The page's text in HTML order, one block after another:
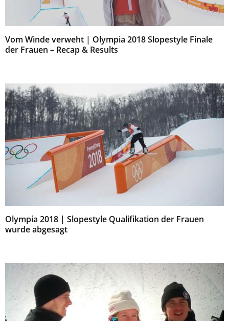
Vom Winde verweht | Olympia 2018 Slopestyle Finale
der Frauen – Recap & Results
Olympia 2018 | Slopestyle Qualifikation der Frauen
wurde abgesagt